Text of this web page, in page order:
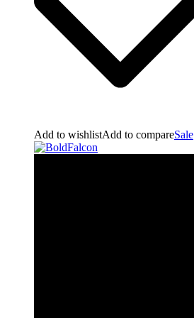
Add to wishlistAdd to compareSale